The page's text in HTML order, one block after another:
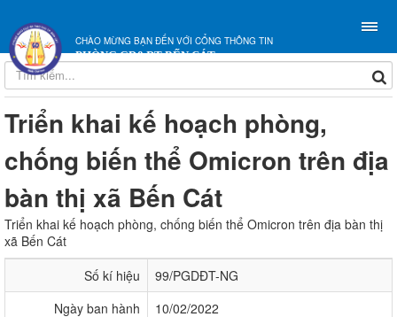
CHÀO MỪNG BẠN ĐẾN VỚI CỔNG THÔNG TIN
PHÒNG GD&ĐT BẾN CÁT
Triển khai kế hoạch phòng,
chống biến thể Omicron trên địa
bàn thị xã Bến Cát
Triển khai kế hoạch phòng, chống biến thể Omicron trên địa bàn thị
xã Bến Cát
Số kí hiệu
99/PGDĐT-NG
Ngày ban hành
10/02/2022